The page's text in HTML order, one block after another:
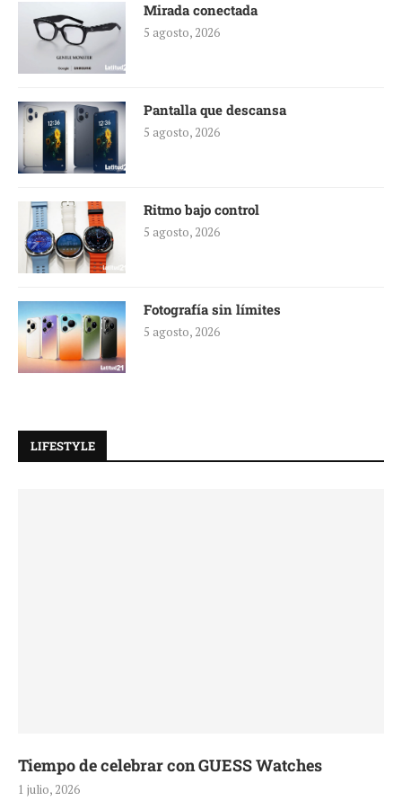
Mirada conectada
5 agosto, 2026
Pantalla que descansa
5 agosto, 2026
Ritmo bajo control
5 agosto, 2026
Fotografía sin límites
5 agosto, 2026
LIFESTYLE
Tiempo de celebrar con GUESS Watches
1 julio, 2026